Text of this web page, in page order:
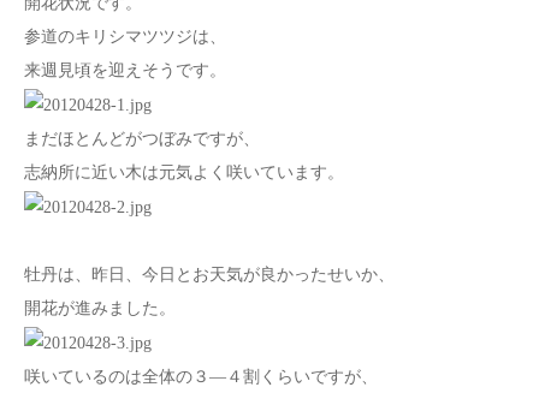
参道のキリシマツツジは、
来週見頃を迎えそうです。
まだほとんどがつぼみですが、
志納所に近い木は元気よく咲いています。
牡丹は、昨日、今日とお天気が良かったせいか、
開花が進みました。
咲いているのは全体の３―４割くらいですが、